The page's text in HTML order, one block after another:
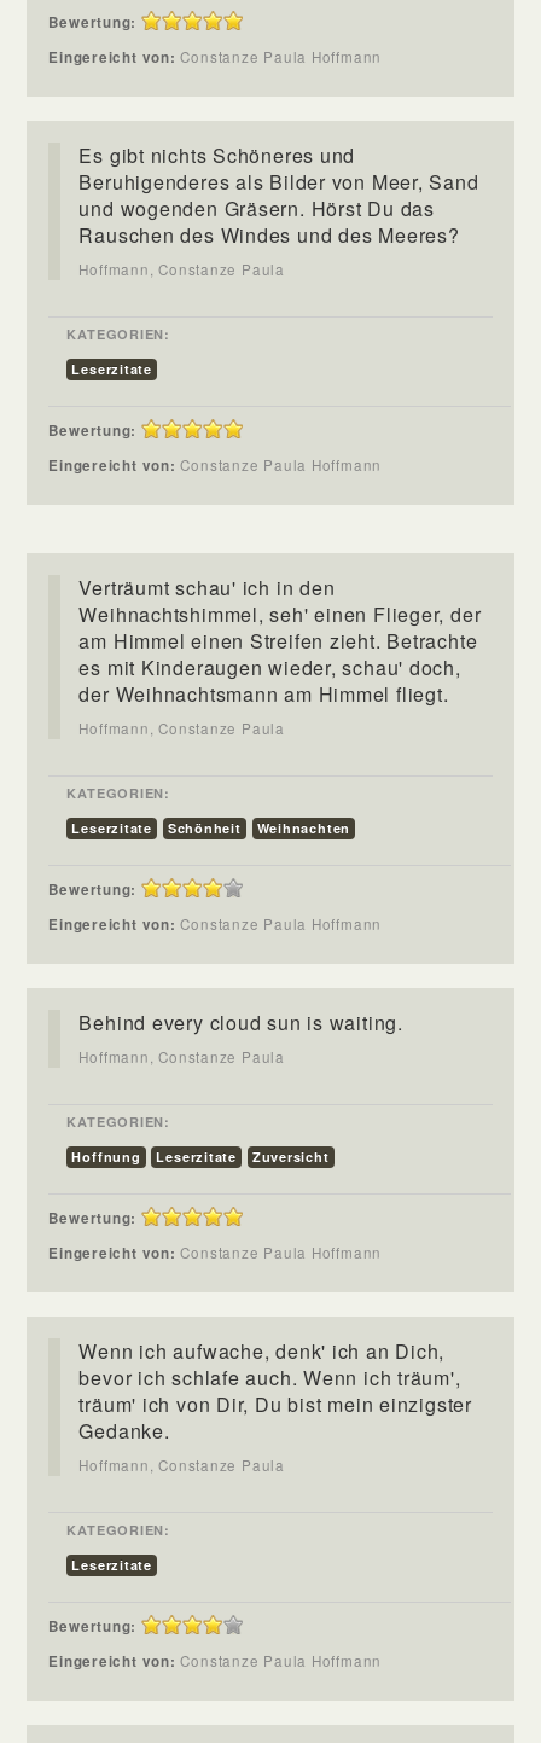
Bewertung:
Eingereicht von:Constanze Paula Hoffmann
Es gibt nichts Schöneres und
Beruhigenderes als Bilder von Meer, Sand
und wogenden Gräsern. Hörst Du das
Rauschen des Windes und des Meeres?
Hoffmann, Constanze Paula
KATEGORIEN:
Leserzitate
Bewertung:
Eingereicht von:Constanze Paula Hoffmann
Verträumt schau' ich in den
Weihnachtshimmel, seh' einen Flieger, der
am Himmel einen Streifen zieht. Betrachte
es mit Kinderaugen wieder, schau' doch,
der Weihnachtsmann am Himmel fliegt.
Hoffmann, Constanze Paula
KATEGORIEN:
Leserzitate
Schönheit Weihnachten
Bewertung:
Eingereicht von:Constanze Paula Hoffmann
Behind every cloud sun is waiting.
Hoffmann, Constanze Paula
KATEGORIEN:
Hoffnung
Leserzitate Zuversicht
Bewertung:
Eingereicht von:Constanze Paula Hoffmann
Wenn ich aufwache, denk' ich an Dich,
bevor ich schlafe auch. Wenn ich träum',
träum' ich von Dir, Du bist mein einzigster
Gedanke.
Hoffmann, Constanze Paula
KATEGORIEN:
Leserzitate
Bewertung:
Eingereicht von:Constanze Paula Hoffmann